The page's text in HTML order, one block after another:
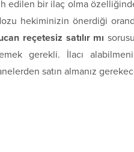
edilen bir ilaç olma
hekiminizin önerdiği
reçetesiz satılır mı
gerekli. İlacı
satın almanız